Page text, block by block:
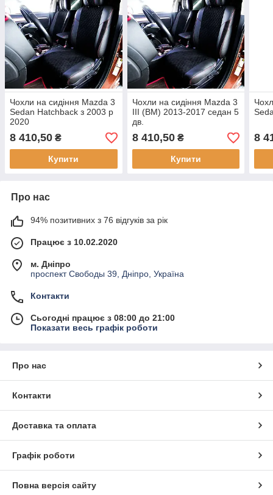
Чохли на сидіння Mazda 3
Sedan Hatchback з 2003 р
2020
8 410,50 ₴
Купити
Чохли на сидіння Mazda 3
III (BM) 2013-2017 седан 5
дв.
8 410,50₴
Купити
8
Про нас
94% позитивних з 76 відгуків за рік
Працює з 10.02.2020
м. Дніпро
проспект Свободы 39, Дніпро, Україна
Контакти
Сьогодні працює з 08:00 до 21:00
Показати весь графік роботи
Про нас
Контакти
Доставка та оплата
Графік роботи
Повна версія сайту